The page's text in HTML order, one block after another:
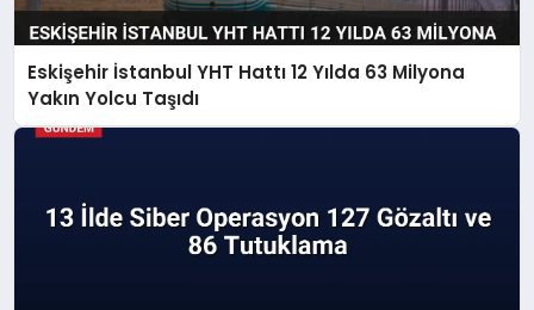
Eskişehir İstanbul YHT Hattı 12 Yılda 63 Milyona
Yakın Yolcu Taşıdı